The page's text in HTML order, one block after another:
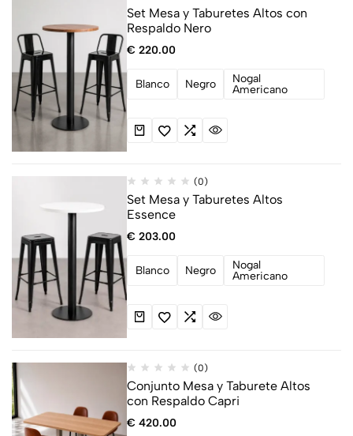
Set Mesa y Taburetes Altos con
Respaldo Nero
€ 220.00
Blanco Negro
Nogal
Americano
(0)
Set Mesa y Taburetes Altos
Essence
€ 203.00
Blanco Negro
Nogal
Americano
(0)
Conjunto Mesa y Taburete Altos
con Respaldo Capri
€ 420.00